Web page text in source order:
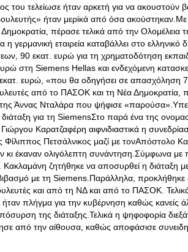
του τελείωσε ήταν αρκετή για να ακουστούν
ήταν μερίκά από όσα
πέρασε τελικά από την Ολομέλεια
γερμανική εταιρεία καταβάλλει στο ελληνικό
90 εκατ. ευρώ για τη χρηματοδότηση
στη Siemens Hellas και ενδεχόμενη
ευρώ, «που θα οδηγήσει σε απασχόληση
από το ΠΑΣΟΚ και τη Νέα Δημοκρατία,
Άννας Νταλάρα που ψήφισε
για τη SiemensΣτο παρά ένα της
Καρατζαφέρη αιφνιδιαστικά η
Πετσάλνικος μαζί με τονΑπόστολο
κι έκαναν ολιγόλεπτη συνάντηση.Σύμφωνα
ζητήθηκε να αποσυρθεί η διάταξη
με τη Siemens.Παράλληλα, προκλήθηκε
και από τη ΝΔ και από το ΠΑΣΟΚ.
ήταν πλήγμα για την κυβέρνηση καθώς
της διάταξης.Τελικά η ψηφοφορία
από την αίθουσα, καθώς αποφάσισε